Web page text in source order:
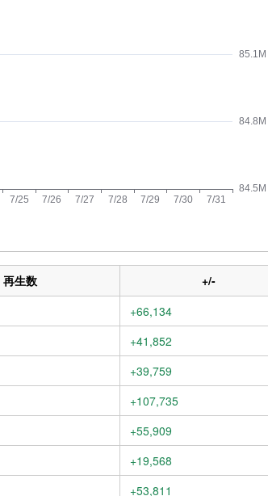
再生数
+/-
+66,134
+41,852
+39,759
+107,735
+55,909
+19,568
+53,811